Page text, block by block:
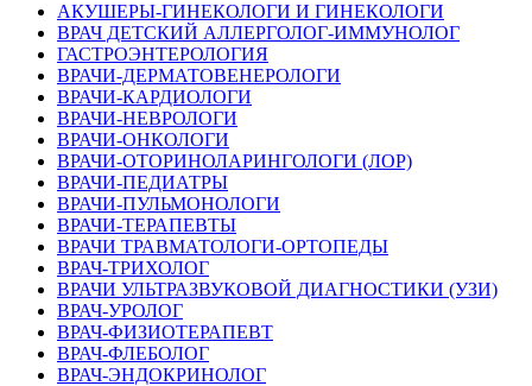
АКУШЕРЫ-ГИНЕКОЛОГИ И ГИНЕКОЛОГИ
ВРАЧ ДЕТСКИЙ АЛЛЕРГОЛОГ-ИММУНОЛОГ
ГАСТРОЭНТЕРОЛОГИЯ
ВРАЧИ-ДЕРМАТОВЕНЕРОЛОГИ
ВРАЧИ-КАРДИОЛОГИ
ВРАЧИ-НЕВРОЛОГИ
ВРАЧИ-ОНКОЛОГИ
ВРАЧИ-ОТОРИНОЛАРИНГОЛОГИ (ЛОР)
ВРАЧИ-ПЕДИАТРЫ
ВРАЧИ-ПУЛЬМОНОЛОГИ
ВРАЧИ-ТЕРАПЕВТЫ
ВРАЧИ ТРАВМАТОЛОГИ-ОРТОПЕДЫ
ВРАЧ-ТРИХОЛОГ
ВРАЧИ УЛЬТРАЗВУКОВОЙ ДИАГНОСТИКИ (УЗИ)
ВРАЧ-УРОЛОГ
ВРАЧ-ФИЗИОТЕРАПЕВТ
ВРАЧ-ФЛЕБОЛОГ
ВРАЧ-ЭНДОКРИНОЛОГ